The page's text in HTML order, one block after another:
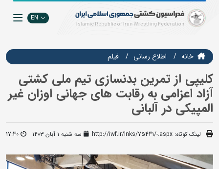
EN
خانه اطلاع رسانی فيلم
کلیپی از تمرین بدنسازی تیم ملی کشتی
آزاد اعزامی به رقابت های جهانی اوزان غیر
المپیکی در آلبانی
لینک کوتاه: http://iwf.ir/lnks/75431/-.aspx سه شنبه ۱ آبان ۱۴۰۳ 17:30